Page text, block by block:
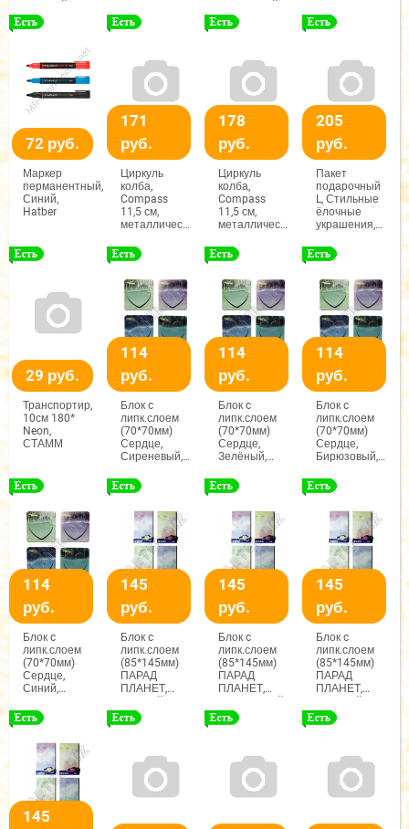
арт.59035
цветочками,
арт.59035
72 руб.
Маркер
перманентный,
Синий,
Hatber
171
руб.
Циркуль
колба,
Compass
11,5 см,
металлический,
серебро,
Дарленс
178
руб.
Циркуль
колба,
Compass
11,5 см,
металлический,
ассортименте,
Дарленс
205
руб.
Пакет
подарочный
L, Стильные
ёлочные
украшения,
29 руб.
Транспортир,
10см 180*
Neon,
СТАММ
114
руб.
Блок c
липк.слоем
(70*70мм)
Сердце,
Сиреневый,
114
руб.
Блок c
липк.слоем
(70*70мм)
Сердце,
Зелёный,
114
руб.
Блок c
липк.слоем
(70*70мм)
Сердце,
Бирюзовый,
114
руб.
Блок c
липк.слоем
(70*70мм)
Сердце,
Синий,
145
руб.
Блок c
липк.слоем
(85*145мм)
ПАРАД
ПЛАНЕТ,
арт.М-1099
145
руб.
Блок c
липк.слоем
(85*145мм)
ПАРАД
ПЛАНЕТ,
арт.М-1099
145
руб.
Блок c
липк.слоем
(85*145мм)
ПАРАД
ПЛАНЕТ,
арт.М-1099
145